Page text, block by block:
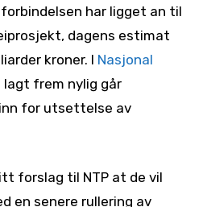
har ligget an til
dagens estimat
kroner. I Nasjonal
lagt frem nylig går
for utsettelse av
forslag til NTP at de vil
en senere rullering av